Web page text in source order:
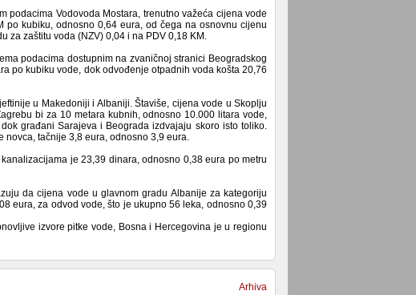
Vodovoda Mostara, trenutno važeća cijena vode
kubiku, odnosno 0,64 eura, od čega na osnovnu cijenu
za zaštitu voda (NZV) 0,04 i na PDV 0,18 KM.
podacima dostupnim na zvaničnoj stranici Beogradskog
po kubiku vode, dok odvođenje otpadnih voda košta 20,76
u Makedoniji i Albaniji. Štaviše, cijena vode u Skoplju
bi za 10 metara kubnih, odnosno 10.000 litara vode,
građani Sarajeva i Beograda izdvajaju skoro isto toliko.
novca, tačnije 3,8 eura, odnosno 3,9 eura.
je 23,39 dinara, odnosno 0,38 eura po metru
da cijena vode u glavnom gradu Albanije za kategoriju
eura, za odvod vode, što je ukupno 56 leka, odnosno 0,39
izvore pitke vode, Bosna i Hercegovina je u regionu
Arhiva